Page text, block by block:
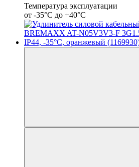
Температура эксплуатации
от -35°С до +40°С